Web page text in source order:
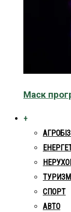
Маск
+
ТУРИЗМ
СПОРТ
АВТО